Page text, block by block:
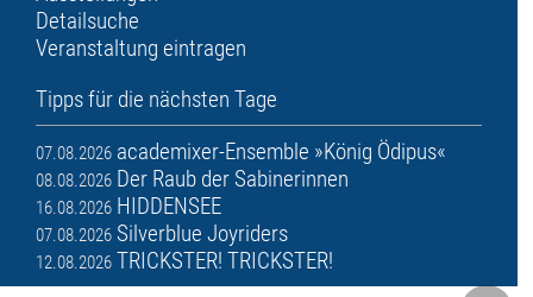
Detailsuche
Veranstaltung eintragen
Tipps für die nächsten Tage
07.08.2026 academixer-Ensemble »König Ödipus«
08.08.2026 Der Raub der Sabinerinnen
16.08.2026 HIDDENSEE
07.08.2026 Silverblue Joyriders
12.08.2026 TRICKSTER! TRICKSTER!